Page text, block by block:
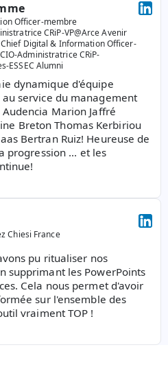
Officer-membre
CRiP-VP@Arce Avenir
Chief Digital & Information Officer-
Administratrice CRiP-
ESSEC Alumni
dynamique d'équipe
service du management
Marion Jaffré
Breton Thomas Kerbiriou
Bertran Ruiz! Heureuse de
progression ... et les
Chiesi France
pu ritualiser nos
supprimant les PowerPoints
Cela nous permet d'avoir
sur l'ensemble des
vraiment TOP !